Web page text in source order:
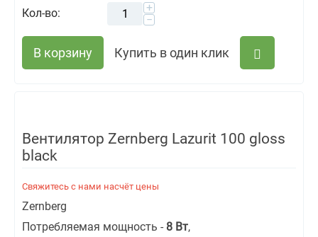
Кол-во:
+
−
В корзину Купить в один клик
Вентилятор Zernberg Lazurit 100 gloss
black
Свяжитесь с нами насчёт цены
Zernberg
Потребляемая мощность - 8 Вт,